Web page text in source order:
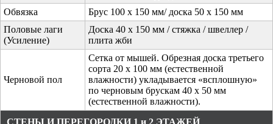
Обвязка
Брус 100 х 150 мм/ доска 50 х 150 мм
Половые лаги
(Усиление)
Доска 40 х 150 мм / стяжка / швеллер /
плита жби
Черновой пол
Сетка от мышей. Обрезная доска третьего
сорта 20 x 100 мм (естественной
влажности) укладывается «всплошную»
по черновым брускам 40 x 50 мм
(естественной влажности).
СТЕНЫ И ПЕРЕГОРОДКИ 1 и 2 ЭТАЖЕЙ